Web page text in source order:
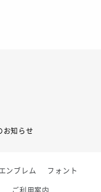
お知らせ
盤のお知らせ
エンブレム フォント